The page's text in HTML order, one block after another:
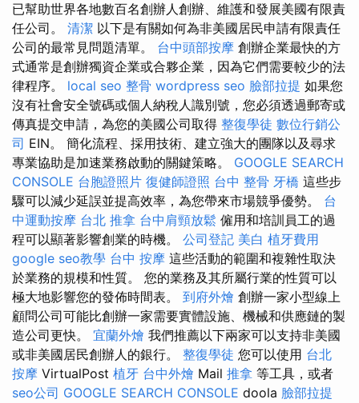
已幫助世界各地數百名創辦人創辦、維護和發展美國有限責
任公司。 清潔 以下是有關如何為非美國居民申請有限責任
公司的最常見問題清單。 台中頭部按摩 創辦企業最快的方
式通常是創辦獨資企業或合夥企業，因為它們需要較少的法
律程序。 local seo 整骨 wordpress seo 臉部拉提 如果您
沒有社會安全號碼或個人納稅人識別號，您必須透過郵寄或
傳真提交申請，為您的美國公司取得 整復學徒 數位行銷公
司 EIN。 簡化流程、採用技術、建立強大的團隊以及尋求
專業協助是加速業務啟動的關鍵策略。 GOOGLE SEARCH
CONSOLE 台胞證照片 復健師證照 台中 整骨 牙橋 這些步
驟可以減少延誤並提高效率，為您帶來市場競爭優勢。 台
中運動按摩 台北 推拿 台中肩頸放鬆 僱用和培訓員工的過
程可以顯著影響創業的時機。 公司登記 美白 植牙費用
google seo教學 台中 按摩 這些活動的範圍和複雜性取決
於業務的規模和性質。 您的業務及其所屬行業的性質可以
極大地影響您的發佈時間表。 到府外燴 創辦一家小型線上
顧問公司可能比創辦一家需要實體設施、機械和供應鏈的製
造公司更快。 宜蘭外燴 我們推薦以下兩家可以支持非美國
或非美國居民創辦人的銀行。 整復學徒 您可以使用 台北
按摩 VirtualPost 植牙 台中外燴 Mail 推拿 等工具，或者
seo公司 GOOGLE SEARCH CONSOLE doola 臉部拉提